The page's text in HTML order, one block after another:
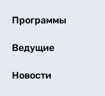
Программы
Ведущие
Новости